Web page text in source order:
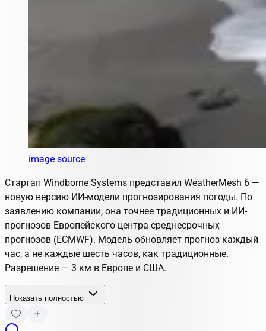
image source
Стартап Windborne Systems представил WeatherMesh 6 —
новую версию ИИ-модели прогнозирования погоды. По
заявлению компании, она точнее традиционных и ИИ-
прогнозов Европейского центра среднесрочных
прогнозов (ECMWF). Модель обновляет прогноз каждый
час, а не каждые шесть часов, как традиционные.
Разрешение — 3 км в Европе и США.
Показать полностью